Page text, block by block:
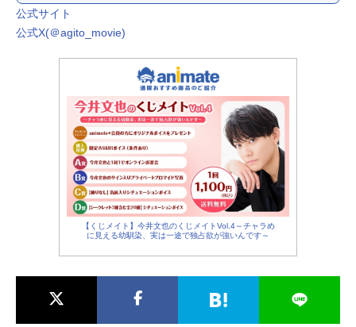
速見：金田哲（はんにゃ.）
美杉義彦：升毅
蕎麦屋の店主：くっきー！（野性爆弾）
公式サイト
公式X(＠agito_movie)
【くじメイト】今井文也のくじメイトVol.4～チャラめ
に見える幼馴染、実は一途で独占欲が強いんです～